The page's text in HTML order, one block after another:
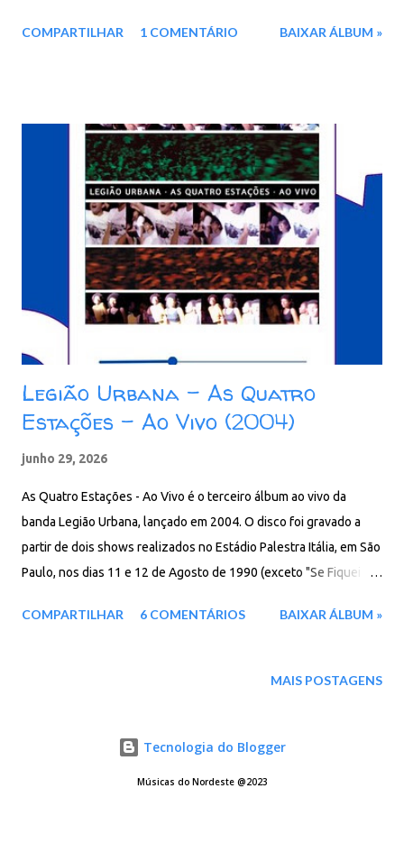
cinco anos da Rebelião gay de Stonewall em Nova Iorque. O
Está lá “Cathedral Song”, música de Tanita Tikaram, fenômeno
dos anos 90; Da trilha sonora de A Cor Púrpura, assinada por
Quincy Jones, ele extraiu a canção “Miss Celia Blues”. E ainda
fez a sua versão para o tema de Pinocchio, de Walt Disney,
“When you wish upon a star”, assinado por Ned Washington e
Leigh Harline. Também há “Cherish”, sucesso de Madonna, mas
com um jeitão folk e sua forte impressão vocal. De Bob Dylan,
regravou “If you see her, say hello”, origi...
COMPARTILHAR 1 COMENTÁRIO BAIXAR ÁLBUM »
Legião Urbana – As Quatro
Estações - Ao Vivo (2004)
junho 29, 2026
As Quatro Estações - Ao Vivo é o terceiro álbum ao vivo da
banda Legião Urbana, lançado em 2004. O disco foi gravado a
partir de dois shows realizados no Estádio Palestra Itália, em São
Paulo, nos dias 11 e 12 de Agosto de 1990 (exceto "Se Fiquei
Mineirinho, em Belo Horizonte), durante a turnê do disco As
direto da mesa de som, em 24 canais, algo novo e raro na época.
Davidson, que retornava à EMI Music como diretor artístico. Os
COMPARTILHAR 6 COMENTÁRIOS BAIXAR ÁLBUM »
MAIS POSTAGENS
Tecnologia do Blogger
Músicas do Nordeste @2023